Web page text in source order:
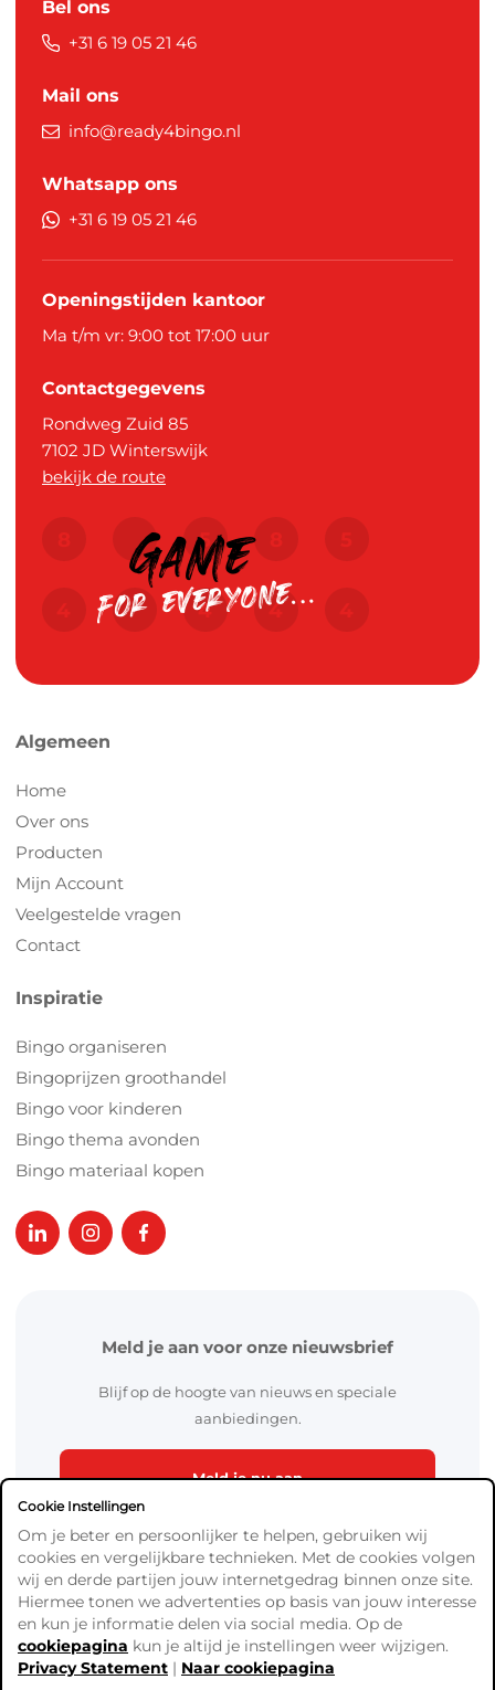
Bel ons
+31 6 19 05 21 46
Mail ons
info@ready4bingo.nl
Whatsapp ons
+31 6 19 05 21 46
Openingstijden kantoor
Ma t/m vr: 9:00 tot 17:00 uur
Contactgegevens
Rondweg Zuid 85
7102 JD Winterswijk
bekijk de route
Algemeen
Home
Over ons
Producten
Mijn Account
Veelgestelde vragen
Contact
Inspiratie
Bingo organiseren
Bingoprijzen groothandel
Bingo voor kinderen
Bingo thema avonden
Bingo materiaal kopen
Meld je aan voor onze nieuwsbrief
Blijf op de hoogte van nieuws en speciale
aanbiedingen.
Meld je nu aan
Algemene Voorwaarden
Verzend- en betaalinformatie
Cookie Instellingen
Om je beter en persoonlijker te helpen, gebruiken wij
cookies en vergelijkbare technieken. Met de cookies volgen
wij en derde partijen jouw internetgedrag binnen onze site.
Hiermee tonen we advertenties op basis van jouw interesse
en kun je informatie delen via social media. Op de
cookiepagina kun je altijd je instellingen weer wijzigen.
Privacy Statement | Naar cookiepagina